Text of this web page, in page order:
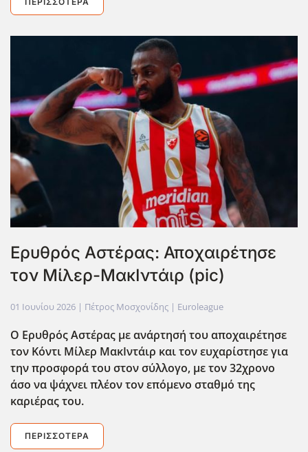
Ερυθρός Αστέρας: Αποχαιρέτησε
τον Μίλερ-ΜακΙντάιρ (pic)
01 Ιουνίου 2026 | Πέτρος Μοσχονίδης | Euroleague
Ο Ερυθρός Αστέρας με ανάρτησή του αποχαιρέτησε
τον Κόντι Μίλερ ΜακΙντάιρ και τον ευχαρίστησε για
την προσφορά του στον σύλλογο, με τον 32χρονο
άσο να ψάχνει πλέον τον επόμενο σταθμό της
καριέρας του.
ΠΕΡΙΣΣΌΤΕΡΑ